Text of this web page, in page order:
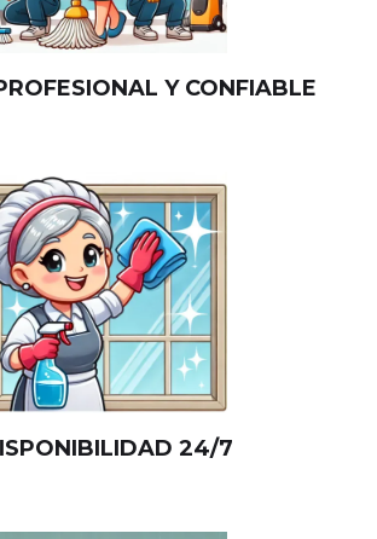
Y CONFIABLE
24/7